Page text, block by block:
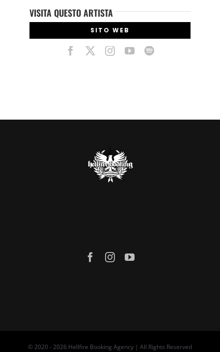
VISITA QUESTO ARTISTA
SITO WEB
© 2020 -2026 Hellfire Booking Agency | All Rights Reserved